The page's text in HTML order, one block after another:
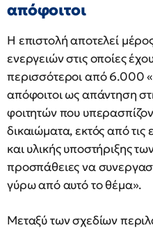
απόφοιτοι
Η επιστολή αποτελεί
ενεργειών στις οποίες
περισσότεροι από 6.000
απόφοιτοι ως απάντηση
φοιτητών που
δικαιώματα, εκτός από
και υλικής υποστήριξης
προσπάθειες να
γύρω από αυτό το θέμα».
Μεταξύ των σχεδίων